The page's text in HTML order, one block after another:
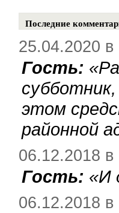
Последние
25.04.2020 в
Гость: «
этом
районной
06.12.2018 в
Гость: «И
06.12.2018 в